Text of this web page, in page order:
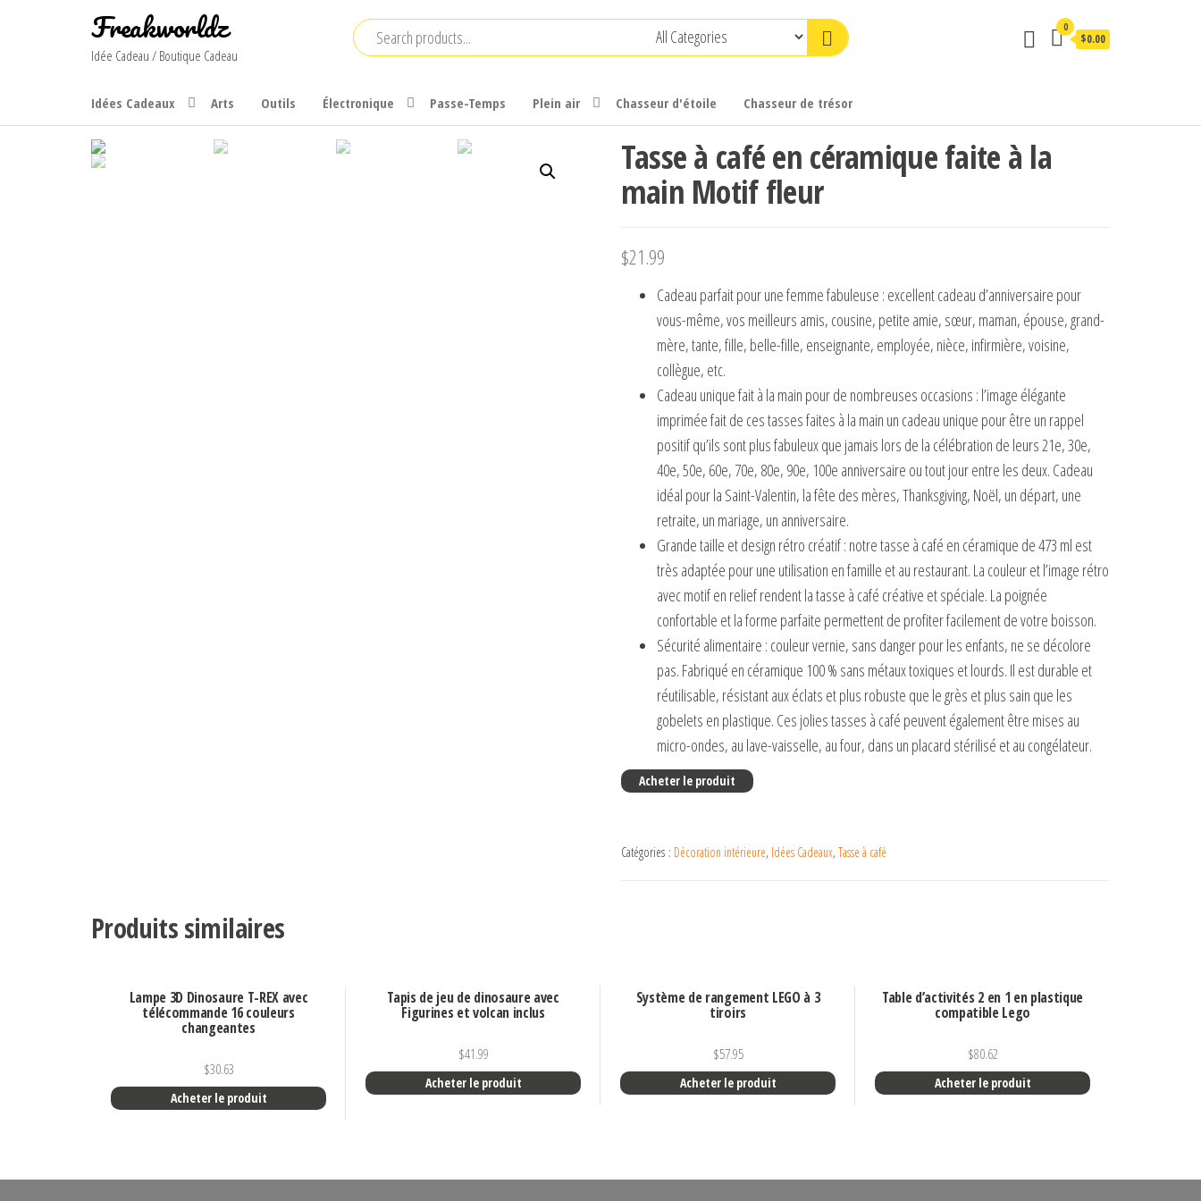
Freakworldz
Idée Cadeau / Boutique Cadeau
0
$0.00
Idées Cadeaux Arts Outils Électronique Passe-Temps Plein air Chasseur d'étoile Chasseur de trésor
Tasse à café en céramique faite à la
main Motif fleur
$21.99
Cadeau parfait pour une femme fabuleuse : excellent cadeau d’anniversaire pour
vous-même, vos meilleurs amis, cousine, petite amie, sœur, maman, épouse, grand-
mère, tante, fille, belle-fille, enseignante, employée, nièce, infirmière, voisine,
collègue, etc.
Cadeau unique fait à la main pour de nombreuses occasions : l’image élégante
imprimée fait de ces tasses faites à la main un cadeau unique pour être un rappel
positif qu’ils sont plus fabuleux que jamais lors de la célébration de leurs 21e, 30e,
40e, 50e, 60e, 70e, 80e, 90e, 100e anniversaire ou tout jour entre les deux. Cadeau
idéal pour la Saint-Valentin, la fête des mères, Thanksgiving, Noël, un départ, une
retraite, un mariage, un anniversaire.
Grande taille et design rétro créatif : notre tasse à café en céramique de 473 ml est
très adaptée pour une utilisation en famille et au restaurant. La couleur et l’image rétro
avec motif en relief rendent la tasse à café créative et spéciale. La poignée
confortable et la forme parfaite permettent de profiter facilement de votre boisson.
Sécurité alimentaire : couleur vernie, sans danger pour les enfants, ne se décolore
pas. Fabriqué en céramique 100 % sans métaux toxiques et lourds. Il est durable et
réutilisable, résistant aux éclats et plus robuste que le grès et plus sain que les
gobelets en plastique. Ces jolies tasses à café peuvent également être mises au
micro-ondes, au lave-vaisselle, au four, dans un placard stérilisé et au congélateur.
Acheter le produit
Catégories : Décoration intérieure, Idées Cadeaux, Tasse à café
Produits similaires
Lampe 3D Dinosaure T-REX avec
télécommande 16 couleurs
changeantes
$30.63
Acheter le produit
Tapis de jeu de dinosaure avec
Figurines et volcan inclus
$41.99
Acheter le produit
Système de rangement LEGO à 3
tiroirs
$57.95
Acheter le produit
Table d’activités 2 en 1 en plastique
compatible Lego
$80.62
Acheter le produit